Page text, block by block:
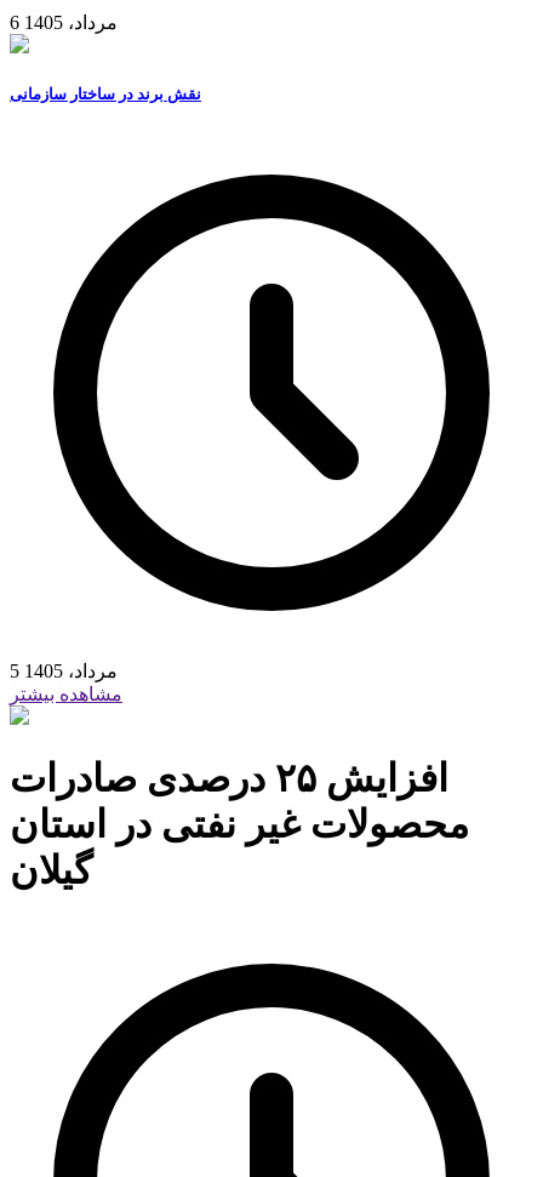
6 مرداد، 1405
نقش برند در ساختار سازمانی
5 مرداد، 1405
مشاهده بیشتر
افزایش ۲۵ درصدی صادرات
محصولات غیر نفتی در استان
گیلان